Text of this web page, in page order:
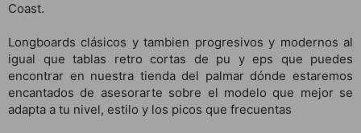
Coast.
Longboards clásicos y tambien progresivos y modernos al
igual que tablas retro cortas de pu y eps que puedes
encontrar en nuestra tienda del palmar dónde estaremos
encantados de asesorarte sobre el modelo que mejor se
adapta a tu nivel, estilo y los picos que frecuentas